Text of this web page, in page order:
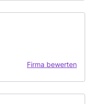
Firma bewerten